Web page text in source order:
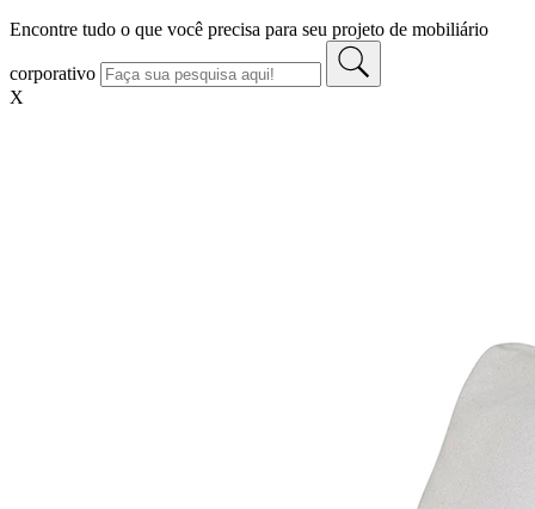
Encontre tudo o que você precisa para seu projeto de mobiliário
corporativo
X